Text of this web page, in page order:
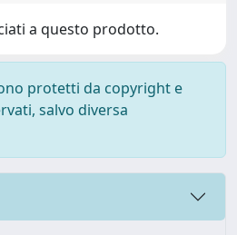
a questo prodotto.
protetti da copyright e
salvo diversa